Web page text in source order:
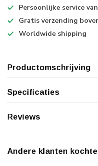
Persoonlijke service
Gratis verzending
Worldwide shipping
Productomschrijving
Specificaties
Reviews
Andere klanten